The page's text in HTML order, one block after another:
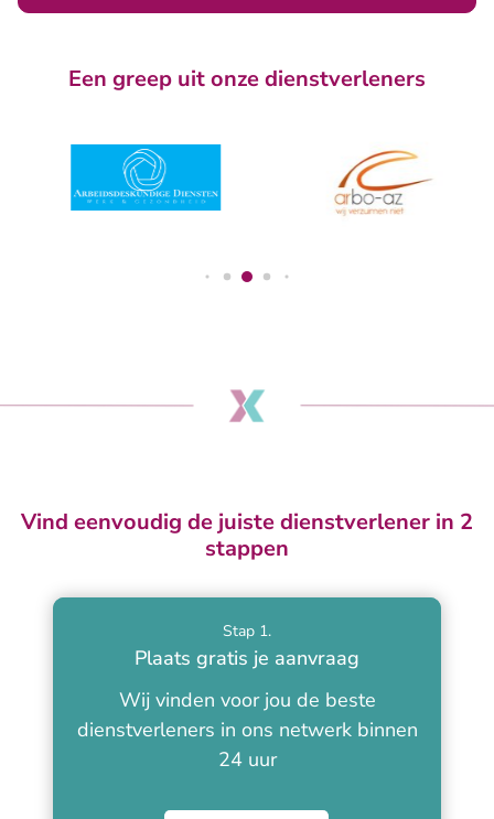
Een greep uit onze dienstverleners
Vind eenvoudig de juiste dienstverlener in 2
stappen
Stap 1.
Plaats gratis je aanvraag
Wij vinden voor jou de beste
dienstverleners in ons netwerk binnen
24 uur